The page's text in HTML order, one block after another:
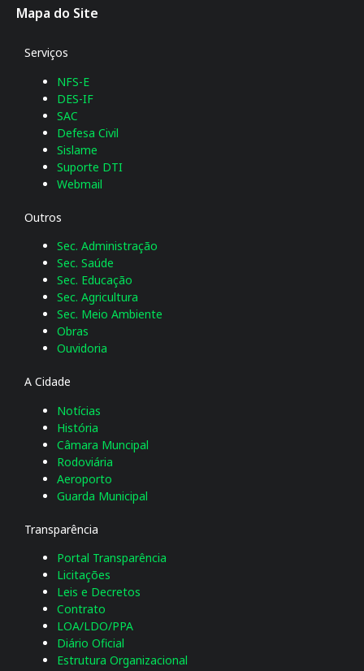
Mapa do Site
A Cidade
Notícias
História
Câmara Muncipal
Rodoviária
Aeroporto
Guarda Municipal
Transparência
Portal Transparência
Licitações
Leis e Decretos
Contrato
LOA/LDO/PPA
Diário Oficial
Estrutura Organizacional
Serviços
NFS-E
DES-IF
SAC
Defesa Civil
Sislame
Suporte DTI
Webmail
Outros
Sec. Administração
Sec. Saúde
Sec. Educação
Sec. Agricultura
Sec. Meio Ambiente
Obras
Ouvidoria